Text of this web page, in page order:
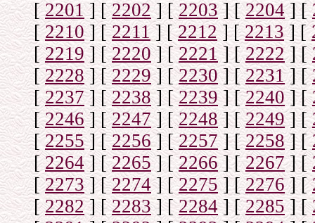
[2201] [2202] [2203] [2204] [
[2210] [2211] [2212] [2213] [
[2219] [2220] [2221] [2222] [
[2228] [2229] [2230] [2231] [
[2237] [2238] [2239] [2240] [
[2246] [2247] [2248] [2249] [
[2255] [2256] [2257] [2258] [
[2264] [2265] [2266] [2267] [
[2273] [2274] [2275] [2276] [
[2282] [2283] [2284] [2285] [